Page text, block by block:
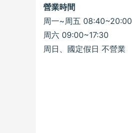
營業時間
周一~周五 08:40~20:00
周六 09:00~17:30
周日、國定假日 不營業